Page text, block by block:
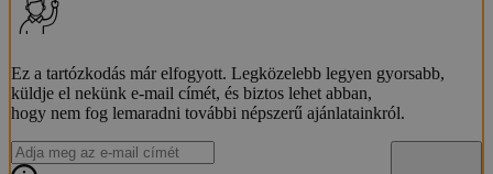
Ez a tartózkodás már elfogyott. Legközelebb legyen gyorsabb,
küldje el nekünk e-mail címét, és biztos lehet abban,
hogy nem fog lemaradni további népszerű ajánlatainkról.